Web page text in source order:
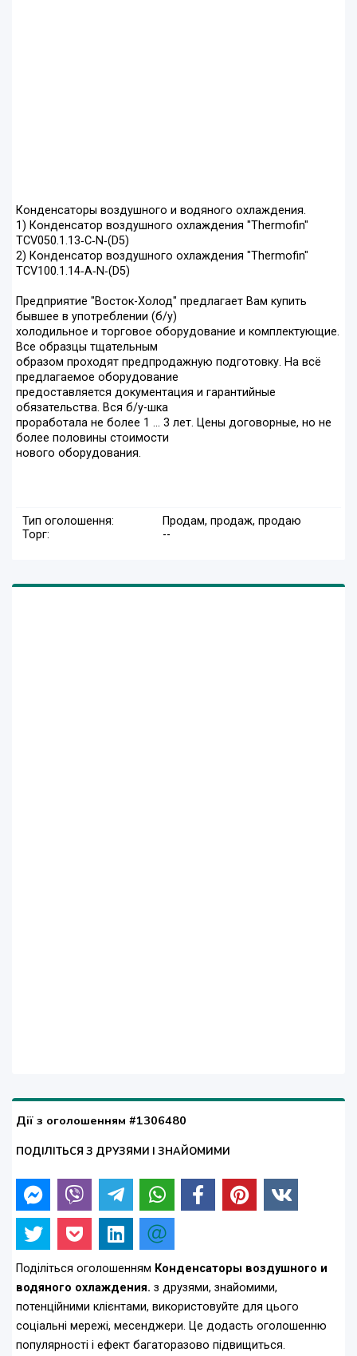
Конденсаторы воздушного и водяного охлаждения.
1) Конденсатор воздушного охлаждения "Thermofin"
TCV050.1.13‐C‐N‐(D5)
2) Конденсатор воздушного охлаждения "Thermofin"
TCV100.1.14‐A‐N‐(D5)
Предприятие "Восток-Холод" предлагает Вам купить
бывшее в употреблении (б/у)
холодильное и торговое оборудование и комплектующие.
Все образцы тщательным
образом проходят предпродажную подготовку. На всё
предлагаемое оборудование
предоставляется документация и гарантийные
обязательства. Вся б/у-шка
проработала не более 1 ... 3 лет. Цены договорные, но не
более половины стоимости
нового оборудования.
Тип оголошення:
Продам, продаж, продаю
Торг:
--
Дії з оголошенням #1306480
ПОДІЛІТЬСЯ З ДРУЗЯМИ І ЗНАЙОМИМИ
Поділіться оголошенням Конденсаторы воздушного и
водяного охлаждения. з друзями, знайомими,
потенційними клієнтами, використовуйте для цього
соціальні мережі, месенджери. Це додасть оголошенню
популярності і ефект багаторазово підвищиться.